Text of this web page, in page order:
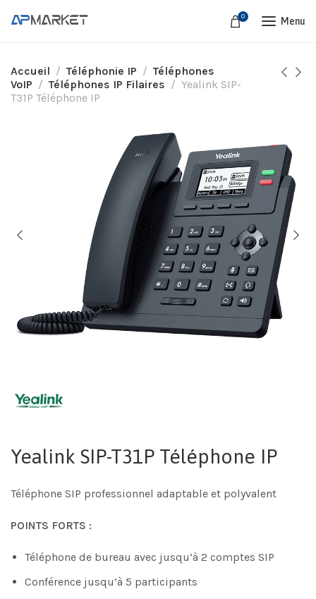
0 Menu
Accueil Téléphonie IP
Téléphones
VoIP
Téléphones IP Filaires
Yealink SIP-
T31P Téléphone IP
Yealink SIP-T31P Téléphone IP
Téléphone SIP professionnel adaptable et polyvalent
POINTS FORTS :
Téléphone de bureau avec jusqu’à 2 comptes SIP
Conférence jusqu’à 5 participants